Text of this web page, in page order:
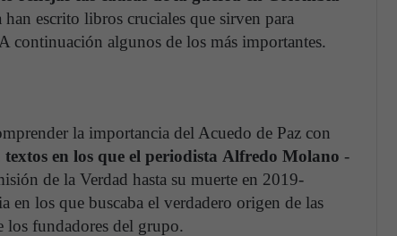
escrito libros cruciales que sirven para
continuación algunos de los más importantes.
la importancia del Acuedo de Paz con
textos en los que el periodista Alfredo Molano -
de la Verdad hasta su muerte en 2019-
en los que buscaba el verdadero origen de las
los fundadores del grupo.